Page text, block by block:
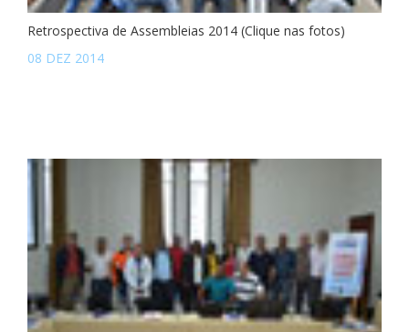
Retrospectiva de Assembleias 2014 (Clique nas fotos)
08 DEZ 2014